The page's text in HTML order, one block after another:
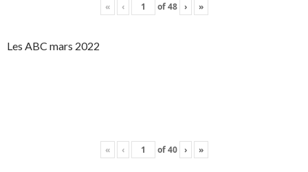
« ‹ of48 › »
Les ABC mars 2022
« ‹ of40 › »